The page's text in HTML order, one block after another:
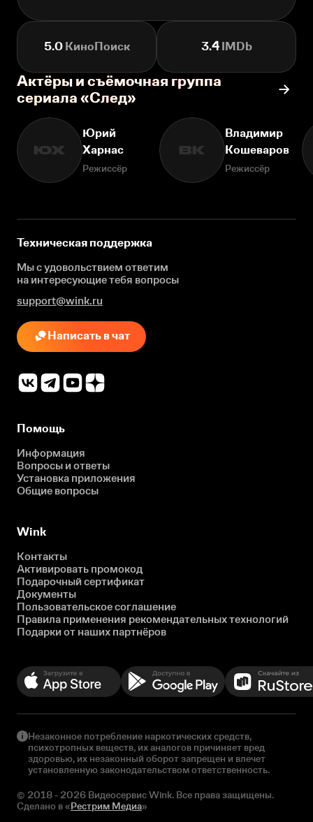
5.0КиноПоиск 3.4IMDb
Актёры и съёмочная группа
сериала «След»
ЮХ
Юрий
Харнас
Режиссёр
ВК
Владимир
Кошеваров
Режиссёр
Техническая поддержка
Мы с удовольствием ответим
на интересующиетебя вопросы
support@wink.ru
Написать в чат
Помощь
Информация
Вопросы и ответы
Установка приложения
Общие вопросы
Wink
Контакты
Активировать промокод
Подарочный сертификат
Документы
Пользовательское соглашение
Правила применения рекомендательных технологий
Подарки от наших партнёров
Незаконное потребление наркотических средств,
психотропных веществ, их аналогов причиняет вред
здоровью, их незаконный оборот запрещен и влечет
установленную законодательством ответственность.
© 2018 - 2026 Видеосервис Wink. Все права защищены.
Сделано в «Рестрим Медиа»